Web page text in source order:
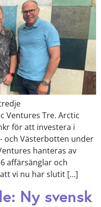
Ventures Tre. Arctic
för att investera i
och Västerbotten under
hanteras av
affärsänglar och
vi nu har slutit […]
Ny svensk